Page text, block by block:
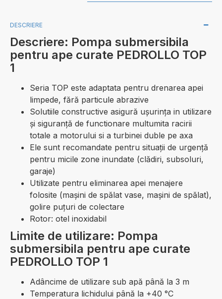
DESCRIERE
Descriere: Pompa submersibila
pentru ape curate PEDROLLO TOP
1
Seria TOP este adaptata pentru drenarea apei
limpede, fără particule abrazive
Solutiile constructive asigură ușurinţa in utilizare
și siguranţă de functionare multumita racirii
totale a motorului si a turbinei duble pe axa
Ele sunt recomandate pentru situaţii de urgenţă
pentru micile zone inundate (clădiri, subsoluri,
garaje)
Utilizate pentru eliminarea apei menajere
folosite (mașini de spălat vase, mașini de spălat),
golire puţuri de colectare
Rotor: otel inoxidabil
Limite de utilizare: Pompa
submersibila pentru ape curate
PEDROLLO TOP 1
Adâncime de utilizare sub apă până la 3 m
Temperatura lichidului până la +40 °C